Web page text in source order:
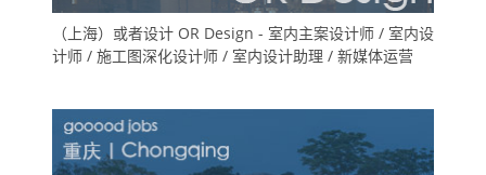
（上海）或者设计 OR Design - 室内主案设计师 / 室内设
计师 / 施工图深化设计师 / 室内设计助理 / 新媒体运营